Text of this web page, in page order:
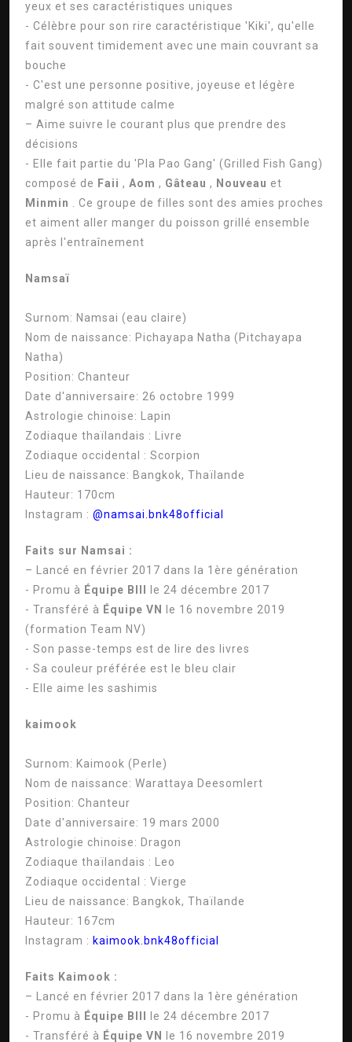
yeux et ses caractéristiques uniques
- Célèbre pour son rire caractéristique 'Kiki', qu'elle
fait souvent timidement avec une main couvrant sa
bouche
- C'est une personne positive, joyeuse et légère
malgré son attitude calme
– Aime suivre le courant plus que prendre des
décisions
- Elle fait partie du 'Pla Pao Gang' (Grilled Fish Gang)
composé de Faii , Aom , Gâteau , Nouveau et
Minmin
. Ce groupe de filles sont des amies proches
et aiment aller manger du poisson grillé ensemble
après l'entraînement
Namsaï
Surnom: Namsai (eau claire)
Nom de naissance: Pichayapa Natha (Pitchayapa
Natha)
Position: Chanteur
Date d'anniversaire: 26 octobre 1999
Astrologie chinoise:
Lapin
Zodiaque thaïlandais :
Livre
Zodiaque occidental : Scorpion
Lieu de naissance: Bangkok, Thaïlande
Hauteur: 170cm
Instagram : @namsai.bnk48official
Faits sur Namsai :
– Lancé en février 2017 dans la 1ère génération
- Promu à Équipe BIII
le 24 décembre 2017
- Transféré à Équipe VN
le 16 novembre 2019
(formation Team NV)
- Son passe-temps est de lire des livres
- Sa couleur préférée est le bleu clair
- Elle aime les sashimis
kaimook
Surnom: Kaimook (Perle)
Nom de naissance: Warattaya Deesomlert
Position: Chanteur
Date d'anniversaire: 19 mars 2000
Astrologie chinoise: Dragon
Zodiaque thaïlandais :
Leo
Zodiaque occidental : Vierge
Lieu de naissance: Bangkok, Thaïlande
Hauteur: 167cm
Instagram : kaimook.bnk48official
Faits Kaimook :
– Lancé en février 2017 dans la 1ère génération
- Promu à Équipe BIII
le 24 décembre 2017
- Transféré à Équipe VN le 16 novembre 2019